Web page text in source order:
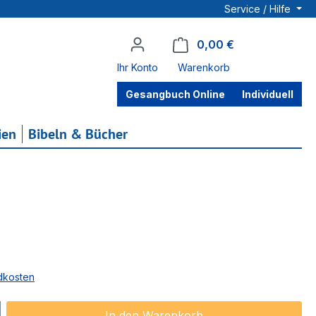
Service / Hilfe
Ihr Konto
0,00 €
Warenkorb
Gesangbuch Online Individuell
Bibeln & Bücher